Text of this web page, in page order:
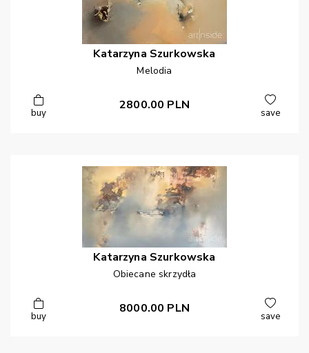
Katarzyna Szurkowska
Melodia
buy
2800.00 PLN
save
Katarzyna Szurkowska
Obiecane skrzydła
buy
8000.00 PLN
save